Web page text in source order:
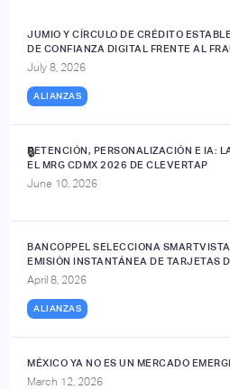
JUMIO Y CÍRCULO DE CRÉDITO
DE CONFIANZA DIGITAL FRENTE AL
July 8, 2026
ALIANZAS
RETENCIÓN, PERSONALIZACIÓN E IA:
EL MRG CDMX 2026 DE CLEVERTAP
June 10, 2026
🔒
BANCOPPEL SELECCIONA
EMISIÓN INSTANTÁNEA DE TARJETAS
April 8, 2026
ALIANZAS
MÉXICO YA NO ES UN MERCADO
March 12, 2026